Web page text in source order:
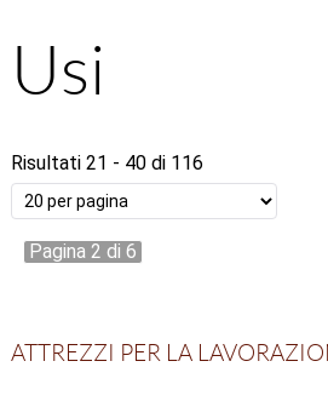
Usi
Risultati 21 - 40 di 116
Pagina 2 di 6
ATTREZZI PER LA